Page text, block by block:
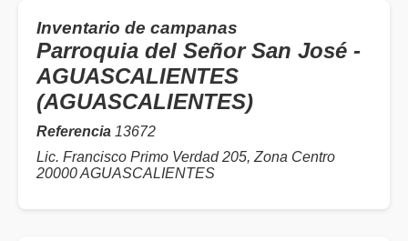
Inventario de campanas
Parroquia del Señor San José -
AGUASCALIENTES
(AGUASCALIENTES)
Referencia 13672
Lic. Francisco Primo Verdad 205, Zona Centro
20000 AGUASCALIENTES